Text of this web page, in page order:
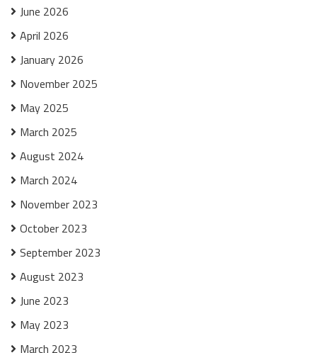
June 2026
April 2026
January 2026
November 2025
May 2025
March 2025
August 2024
March 2024
November 2023
October 2023
September 2023
August 2023
June 2023
May 2023
March 2023